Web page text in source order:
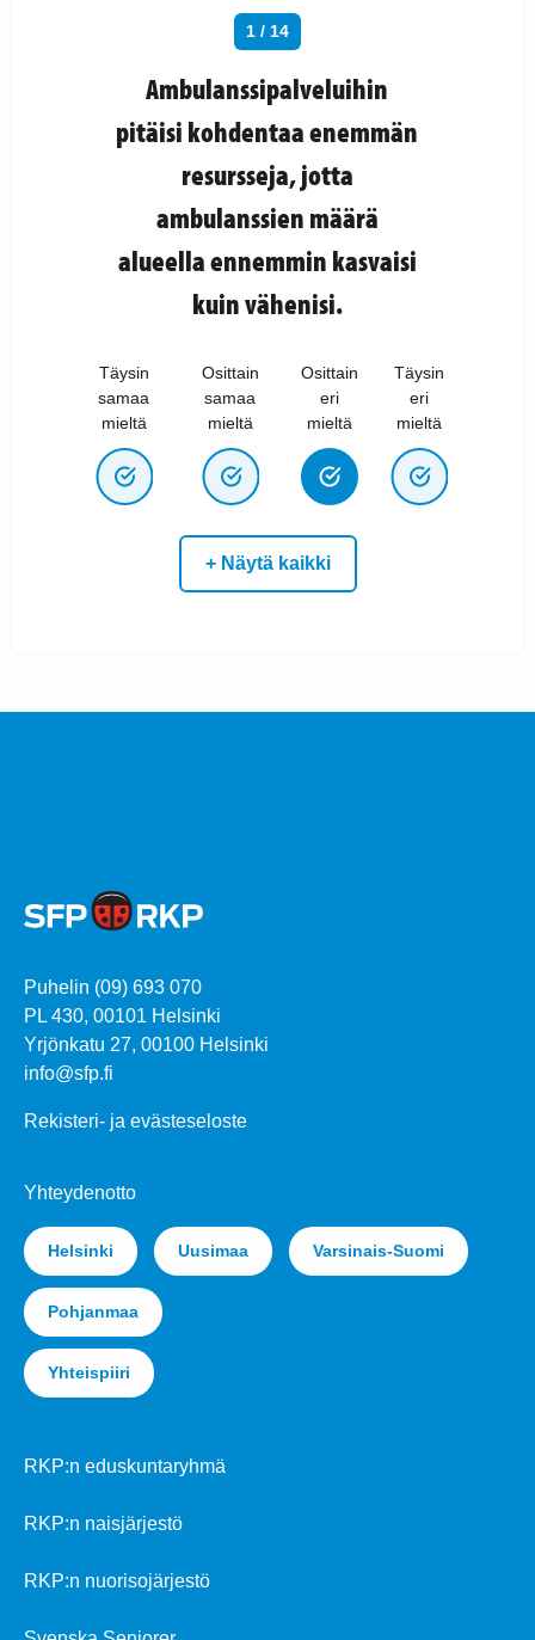
1 / 14
Ambulanssipalveluihin
pitäisi kohdentaa enemmän
resursseja, jotta
ambulanssien määrä
alueella ennemmin kasvaisi
kuin vähenisi.
Täysin
samaa
mieltä
Osittain
samaa
mieltä
Osittain
eri
mieltä
Täysin
eri
mieltä
+ Näytä kaikki
Puhelin (09) 693 070
PL 430, 00101 Helsinki
Yrjönkatu 27, 00100 Helsinki
info@sfp.fi
Rekisteri- ja evästeseloste
Yhteydenotto
Helsinki Uusimaa Varsinais-Suomi
Pohjanmaa
Yhteispiiri
RKP:n eduskuntaryhmä
RKP:n naisjärjestö
RKP:n nuorisojärjestö